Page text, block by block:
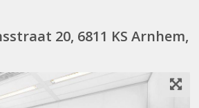
20, 6811 KS Arnhem,